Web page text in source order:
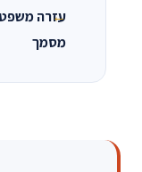
עזרה
מסמך